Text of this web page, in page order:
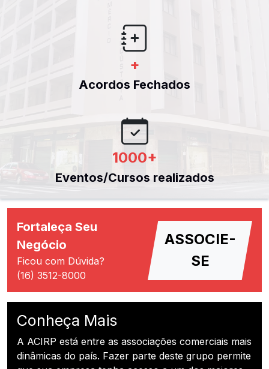
+
Acordos Fechados
1000+
Eventos/Cursos realizados
Fortaleça Seu
Negócio
Ficou com Dúvida?
(16) 3512-8000
ASSOCIE-
SE
Conheça Mais
A ACIRP está entre as associações comerciais mais
dinâmicas do país. Fazer parte deste grupo permite